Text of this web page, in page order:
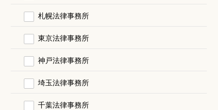
札幌法律事務所
東京法律事務所
神戸法律事務所
埼玉法律事務所
千葉法律事務所